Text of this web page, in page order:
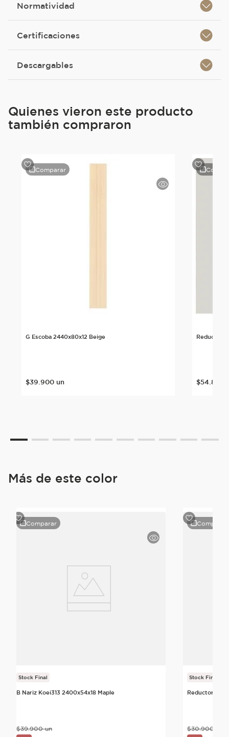
Normatividad
Certificaciones
Descargables
Quienes vieron este producto
también compraron
Comparar
G Escoba 2440x80x12 Beige
$39.900 un
Reductor
$54.899
Más de este color
Comparar
Stock Final
B Nariz Koei313 2400x54x18 Maple
$39.900 un
Comparar
Stock Final
Reductor
$30.900